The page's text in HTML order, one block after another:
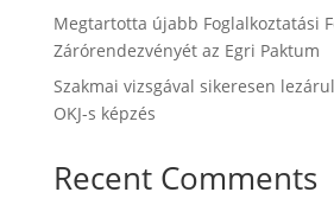
Megtartotta újabb Foglalkoztatási
Zárórendezvényét az Egri Paktum
Szakmai vizsgával sikeresen
OKJ-s képzés
Recent Comments